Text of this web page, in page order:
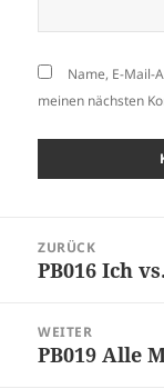
Name, E-Mail-
meinen nächsten
ZURÜCK
Vorheriger
PB016 Ich
WEITER
Nächster
PB019 Alle